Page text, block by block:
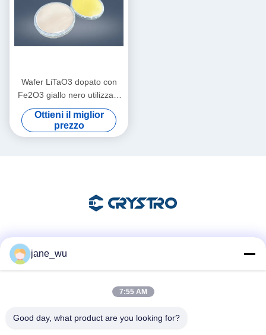
Wafer LiTaO3 dopato con
Fe2O3 giallo nero utilizzato
per la fotorefrazione
Ottieni il miglior
prezzo
jane_wu
7:55 AM
Good day, what product are you looking for?